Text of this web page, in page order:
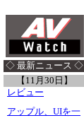
◇ 最新ニュース ◇
【11月30日】
レビュー
アップル、UIを一